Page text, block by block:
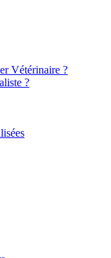
Vétérinaire ?
?